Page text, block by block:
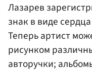
Лазарев
знак в виде
Теперь артист
рисунком
авторучки;